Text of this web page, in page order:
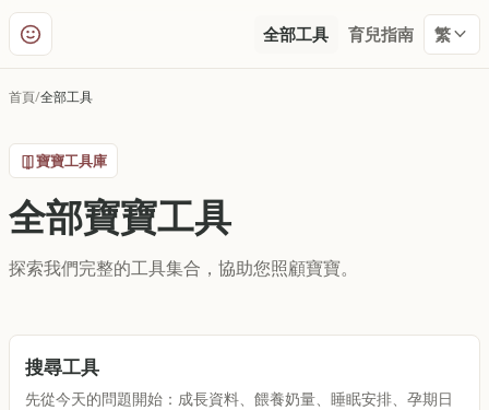
全部工具 育兒指南 繁
首頁 全部工具
寶寶工具庫
全部寶寶工具
探索我們完整的工具集合，協助您照顧寶寶。
搜尋工具
先從今天的問題開始：成長資料、餵養奶量、睡眠安排、孕期日